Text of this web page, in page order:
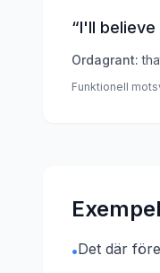
“I'll
Ordagrant:
Funktionell
Exempel
•Det där